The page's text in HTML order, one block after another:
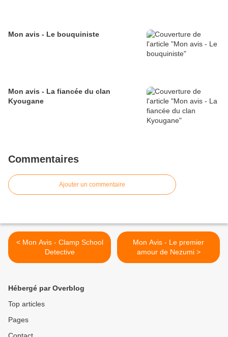
Mon avis - Le bouquiniste
Mon avis - La fiancée du clan
Kyougane
Commentaires
Ajouter un commentaire
< Mon Avis - Clamp School
Detective
Mon Avis - Le premier
amour de Nezumi >
Hébergé par Overblog
Top articles
Pages